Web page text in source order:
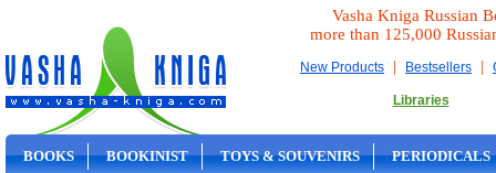
Vasha Kniga Russian
more than 125,000
New Products | Bestsellers |
Libraries
BOOKS BOOKINIST TOYS & SOUVENIRS PERIODICALS